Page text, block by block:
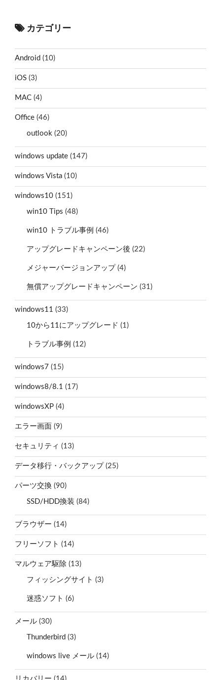
カテゴリー
Android (10)
iOS (3)
MAC (4)
Office (46)
outlook (20)
windows update (147)
windows Vista (10)
windows10 (151)
win10 Tips (48)
win10 トラブル事例 (46)
アップグレードキャンペーン後 (22)
メジャーバージョンアップ (4)
無償アップグレードキャンペーン (31)
windows11 (33)
10から11にアップグレード (1)
トラブル事例 (12)
windows7 (15)
windows8/8.1 (17)
windowsXP (4)
エラー画面 (9)
セキュリティ (13)
データ移行・バックアップ (25)
パーツ交換 (90)
SSD/HDD換装 (84)
ブラウザー (14)
フリーソフト (14)
マルウェア駆除 (13)
フィッシングサイト (3)
迷惑ソフト (6)
メール (30)
Thunderbird (3)
windows live メール (14)